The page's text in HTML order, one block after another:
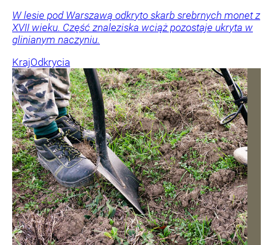
W lesie pod Warszawą odkryto skarb srebrnych monet z
XVII wieku. Część znaleziska wciąż pozostaje ukryta w
glinianym naczyniu.
KrajOdkrycia